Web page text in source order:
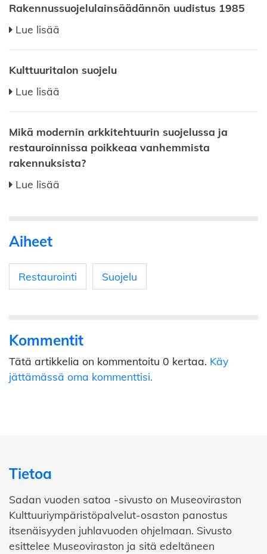
Rakennussuojelulainsäädännön uudistus 1985
Lue lisää
Kulttuuritalon suojelu
Lue lisää
Mikä modernin arkkitehtuurin suojelussa ja
restauroinnissa poikkeaa vanhemmista
rakennuksista?
Lue lisää
Aiheet
Restaurointi Suojelu
Kommentit
Tätä artikkelia on kommentoitu 0 kertaa. Käy
jättämässä oma kommenttisi.
Tietoa
Sadan vuoden satoa -sivusto on Museoviraston
Kulttuuriympäristöpalvelut-osaston panostus
itsenäisyyden juhlavuoden ohjelmaan. Sivusto
esittelee Museoviraston ja sitä edeltäneen